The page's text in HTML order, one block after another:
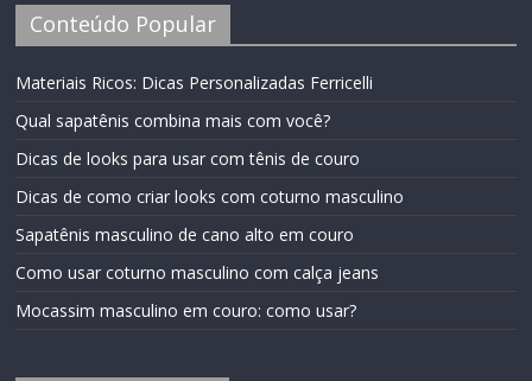
Conteúdo Popular
Materiais Ricos: Dicas Personalizadas Ferricelli
Qual sapatênis combina mais com você?
Dicas de looks para usar com tênis de couro
Dicas de como criar looks com coturno masculino
Sapatênis masculino de cano alto em couro
Como usar coturno masculino com calça jeans
Mocassim masculino em couro: como usar?